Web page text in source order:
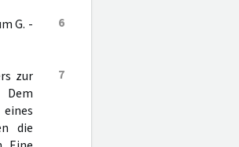
6
G. -
7
zur
die